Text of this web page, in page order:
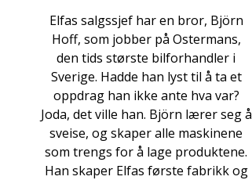
Elfas salgssjef har en bror, Björn
Hoff, som jobber på Ostermans,
den tids største bilforhandler i
Sverige. Hadde han lyst til å ta et
oppdrag han ikke ante hva var?
Joda, det ville han. Björn lærer seg å
sveise, og skaper alle maskinene
som trengs for å lage produktene.
Han skaper Elfas første fabrikk og